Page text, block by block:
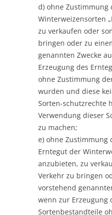
d) ohne Zustimmung
Winterweizensorten
zu verkaufen oder
bringen oder zu
genannten Zwecke
Erzeugung des
ohne Zustimmung
wurden und diese
Sorten-schutzrechte
Verwendung dieser
zu machen;
e) ohne Zustimmung
Erntegut der
anzubieten, zu
Verkehr zu bringen
vorstehend
wenn zur Erzeugung
Sortenbestandteile